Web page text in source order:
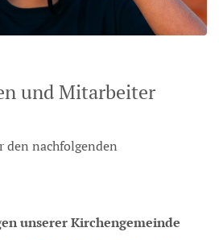
und Mitarbeiter
den nachfolgenden
unserer Kirchengemeinde